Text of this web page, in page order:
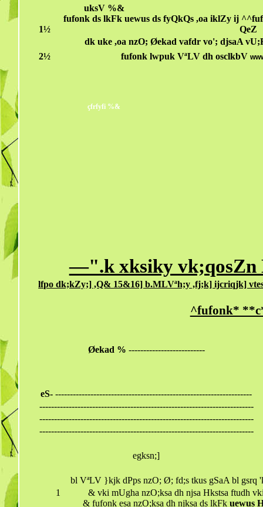
uksV %&
1½
fufonk ds lkFk uewus ds fyQkQs ,oa iklZy ij
QeZ
dk uke ,oa nzO; Øekad vafdr vo'; djsaA
2½
fufonk lwpuk VªLV dh osclkbV
çfrfyfi %&
—".k xksiky vk;qosZn
lfpo dk;kZy;] ,Q& 15&16] b.MLVªh;y ,fj;k] ijcriqjk]
^fufonk*
Øekad % --------------------------
eS- -------------------------------------------------------------------
-------------------------------------------------------------------------
-------------------------------------------------------------------------
-------------------------------------------------------------------------
egksn;]
bl VªLV }kjk dPps nzO; Ø; fd;s tkus gSaA bl gsrq
1
& vki mUgha nzO;ksa dh njsa Hkstsa ftudh
& fufonk esa nzO;ksa dh njksa ds lkFkuewus